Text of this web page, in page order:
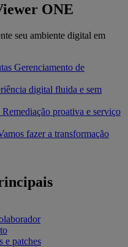
ONE
seu ambiente digital em
Gerenciamento de
digital fluida e sem
Remediação proativa e serviço
fazer a transformação
e patches